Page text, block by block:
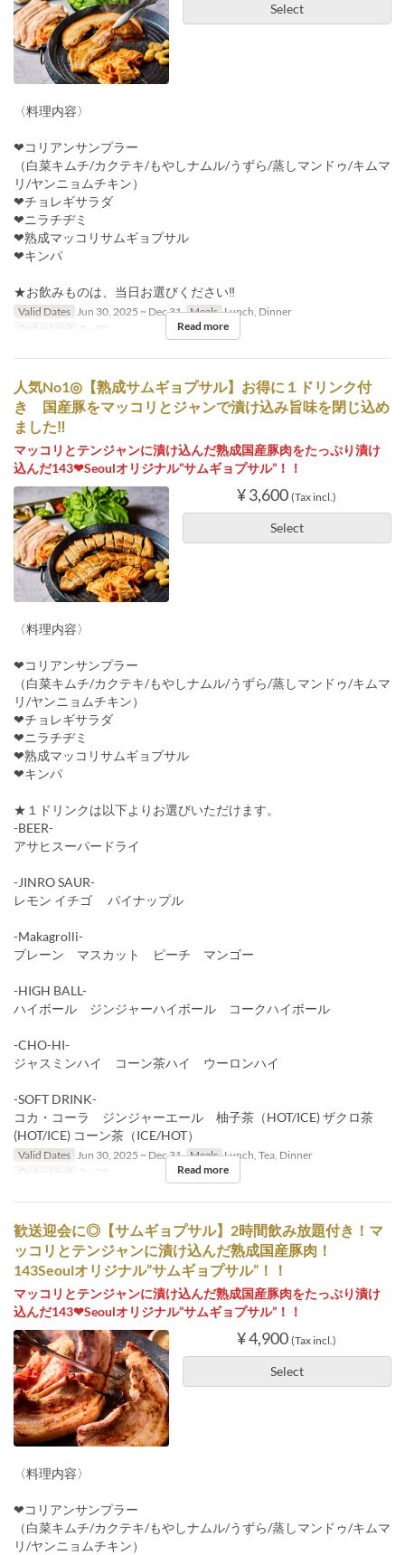
Select
〈料理内容〉
❤コリアンサンプラー
（白菜キムチ/カクテキ/もやしナムル/うずら/蒸しマンドゥ/キムマ
リ/ヤンニョムチキン）
❤チョレギサラダ
❤ニラチヂミ
❤熟成マッコリサムギョプサル
❤キンパ
★お飲みものは、当日お選びください‼
Valid Dates Jun 30, 2025 ~ Dec 31 Meals Lunch, Dinner
Order Limit
2 ~ 20 Read more
人気No1◎【熟成サムギョプサル】お得に１ドリンク付
き 国産豚をマッコリとジャンで漬け込み旨味を閉じ込め
ました‼
マッコリとテンジャンに漬け込んだ熟成国産豚肉をたっぷり漬け
込んだ143❤Seoulオリジナル”サムギョプサル”！！
¥ 3,600 (Tax incl.)
Select
〈料理内容〉
❤コリアンサンプラー
（白菜キムチ/カクテキ/もやしナムル/うずら/蒸しマンドゥ/キムマ
リ/ヤンニョムチキン）
❤チョレギサラダ
❤ニラチヂミ
❤熟成マッコリサムギョプサル
❤キンパ
★１ドリンクは以下よりお選びいただけます。
-BEER-
アサヒスーパードライ
-JINRO SAUR-
レモン イチゴ パイナップル
-Makagrolli-
プレーン マスカット ピーチ マンゴー
-HIGH BALL-
ハイボール ジンジャーハイボール コークハイボール
-CHO-HI-
ジャスミンハイ コーン茶ハイ ウーロンハイ
-SOFT DRINK-
コカ・コーラ ジンジャーエール 柚子茶（HOT/ICE) ザクロ茶
(HOT/ICE) コーン茶（ICE/HOT）
Valid Dates Jun 30, 2025 ~ Dec 31 Meals Lunch, Tea, Dinner
Order Limit
2 ~ 20 Read more
歓送迎会に◎【サムギョプサル】2時間飲み放題付き！マ
ッコリとテンジャンに漬け込んだ熟成国産豚肉！
143Seoulオリジナル”サムギョプサル”！！
マッコリとテンジャンに漬け込んだ熟成国産豚肉をたっぷり漬け
込んだ143❤Seoulオリジナル”サムギョプサル”！！
¥ 4,900 (Tax incl.)
Select
〈料理内容〉
❤コリアンサンプラー
（白菜キムチ/カクテキ/もやしナムル/うずら/蒸しマンドゥ/キムマ
リ/ヤンニョムチキン）